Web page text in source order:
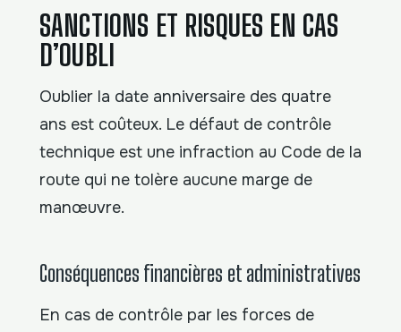
SANCTIONS ET RISQUES EN CAS
D’OUBLI
Oublier la date anniversaire des quatre
ans est coûteux. Le défaut de contrôle
technique est une infraction au Code de la
route qui ne tolère aucune marge de
manœuvre.
Conséquences financières et administratives
En cas de contrôle par les forces de